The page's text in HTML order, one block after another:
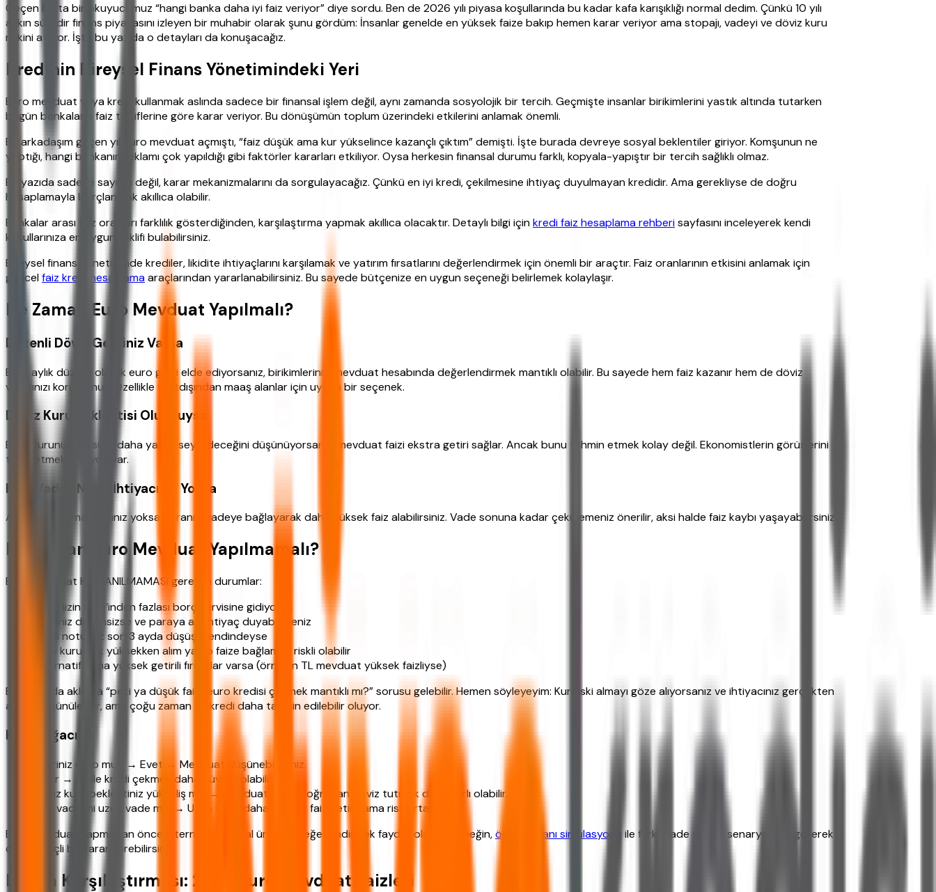
Geçen hafta bir okuyucumuz “hangi banka daha iyi faiz veriyor” diye sordu. Ben de 2026 yılı piyasa koşullarında bu kadar kafa karışıklığı normal dedim. Çünkü 10 yılı
aşkın süredir finans piyasasını izleyen bir muhabir olarak şunu gördüm: İnsanlar genelde en yüksek faize bakıp hemen karar veriyor ama stopajı, vadeyi ve döviz kuru
riskini atlıyor. İşte bu yazıda o detayları da konuşacağız.
Kredinin Bireysel Finans Yönetimindeki Yeri
Euro mevduat veya kredi kullanmak aslında sadece bir finansal işlem değil, aynı zamanda sosyolojik bir tercih. Geçmişte insanlar birikimlerini yastık altında tutarken
bugün bankaların faiz tekliflerine göre karar veriyor. Bu dönüşümün toplum üzerindeki etkilerini anlamak önemli.
Bir arkadaşım geçen yıl euro mevduat açmıştı, “faiz düşük ama kur yükselince kazançlı çıktım” demişti. İşte burada devreye sosyal beklentiler giriyor. Komşunun ne
yaptığı, hangi bankanın reklamı çok yapıldığı gibi faktörler kararları etkiliyor. Oysa herkesin finansal durumu farklı, kopyala-yapıştır bir tercih sağlıklı olmaz.
Bu yazıda sadece sayıları değil, karar mekanizmalarını da sorgulayacağız. Çünkü en iyi kredi, çekilmesine ihtiyaç duyulmayan kredidir. Ama gerekliyse de doğru
hesaplamayla borçlanmak akıllıca olabilir.
Bankalar arası faiz oranları farklılık gösterdiğinden, karşılaştırma yapmak akıllıca olacaktır. Detaylı bilgi içinkredi faiz hesaplama rehberisayfasını inceleyerek kendi
koşullarınıza en uygun teklifi bulabilirsiniz.
Bireysel finans yönetiminde krediler, likidite ihtiyaçlarını karşılamak ve yatırım fırsatlarını değerlendirmek için önemli bir araçtır. Faiz oranlarının etkisini anlamak için
güncelfaiz kredi hesaplamaaraçlarından yararlanabilirsiniz. Bu sayede bütçenize en uygun seçeneği belirlemek kolaylaşır.
Ne Zaman Euro Mevduat Yapılmalı?
Düzenli Döviz Geliriniz Varsa
Eğer aylık düzenli olarak euro geliri elde ediyorsanız, birikimlerinizi mevduat hesabında değerlendirmek mantıklı olabilir. Bu sayede hem faiz kazanır hem de döviz
varlığınızı korursunuz. Özellikle yurtdışından maaş alanlar için uygun bir seçenek.
Döviz Kuru Beklentisi Olumluysa
Euro kurunun bir süre daha yatay seyredeceğini düşünüyorsanız, mevduat faizi ekstra getiri sağlar. Ancak bunu tahmin etmek kolay değil. Ekonomistlerin görüşlerini
takip etmekte fayda var.
Kısa Vadeli Nakit İhtiyacınız Yoksa
Acil bir harcama planınız yoksa paranızı vadeye bağlayarak daha yüksek faiz alabilirsiniz. Vade sonuna kadar çekmemeniz önerilir, aksi halde faiz kaybı yaşayabilirsiniz.
Ne Zaman Euro Mevduat Yapılmamalı?
Euro mevduat KULLANILMAMASI gereken durumlar:
Gelirinizin %35’inden fazlası borç servisine gidiyorsa
Geliriniz düzensizse ve paraya ani ihtiyaç duyabilirseniz
Kredi notunuz son 3 ayda düşüş trendindeyse
Euro kuru çok yüksekken alım yapıp faize bağlamak riskli olabilir
Alternatif daha yüksek getirili fırsatlar varsa (örneğin TL mevduat yüksek faizliyse)
Bu noktada aklınıza “peki ya düşük faizli euro kredisi çekmek mantıklı mı?” sorusu gelebilir. Hemen söyleyeyim: Kur riski almayı göze alıyorsanız ve ihtiyacınız gerçekten
acilse düşünülebilir, ama çoğu zaman TL kredi daha tahmin edilebilir oluyor.
Karar Ağacı
Geliriniz euro mu? → Evet → Mevduat düşünebilirsiniz.
Hayır → TL ile kredi çekmek daha güvenli olabilir.
Döviz kuru beklentiniz yükseliş mi? → Mevduat değil, doğrudan döviz tutmak daha karlı olabilir.
Kısa vade mi uzun vade mi? → Uzun vade daha yüksek faiz getirir ama risk artar.
Euro mevduat yapmadan önce alternatif finansal ürünleri değerlendirmek faydalı olabilir. Örneğin,ödeme planı simülasyonu
ile farklı vade ve faiz senaryolarını görerek
daha bilinçli bir karar verebilirsiniz.
Banka Karşılaştırması: 2026 Euro Mevduat Faizleri